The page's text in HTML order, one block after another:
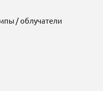
/ облучатели